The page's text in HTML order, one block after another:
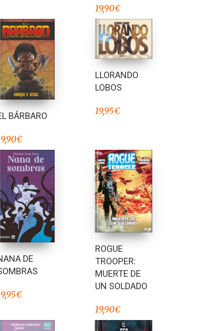
19,90€
BÁRBARO
€
LLORANDO
LOBOS
19,95€
DE
€
ROGUE
TROOPER:
MUERTE DE
UN SOLDADO
19,90€